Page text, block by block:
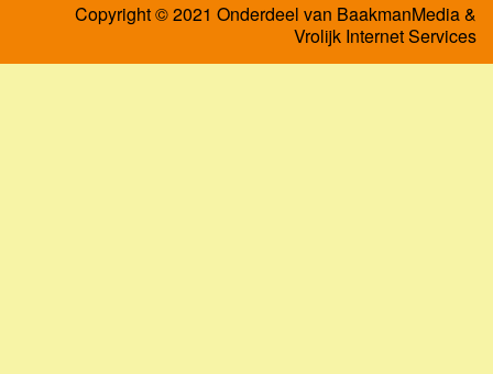
Copyright © 2021 Onderdeel van BaakmanMedia&
Vrolijk Internet Services